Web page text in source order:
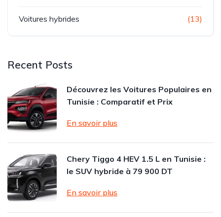
Voitures hybrides (13)
Recent Posts
Découvrez les Voitures Populaires en
Tunisie : Comparatif et Prix
En savoir plus
Chery Tiggo 4 HEV 1.5 L en Tunisie :
le SUV hybride à 79 900 DT
En savoir plus